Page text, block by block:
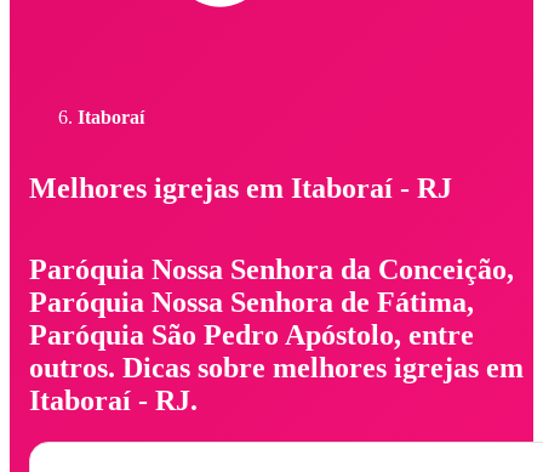
Itaboraí
Melhores igrejas em Itaboraí - RJ
Paróquia Nossa Senhora da Conceição,
Paróquia Nossa Senhora de Fátima,
Paróquia São Pedro Apóstolo, entre
outros. Dicas sobre melhores igrejas em
Itaboraí - RJ.